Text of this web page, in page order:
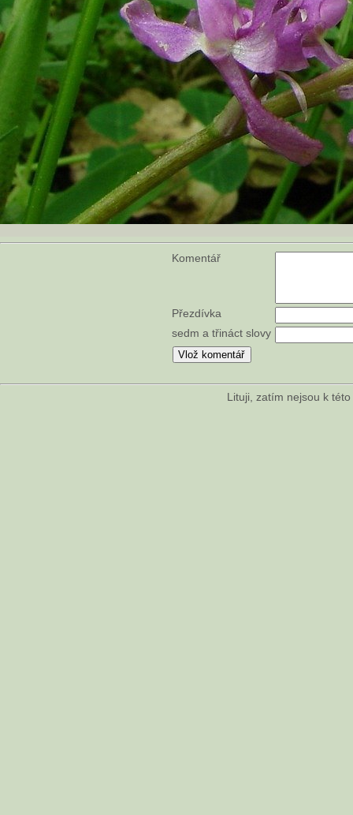
Komentář
Přezdívka
sedm a třináct slovy
Lituji, zatím nejsou k